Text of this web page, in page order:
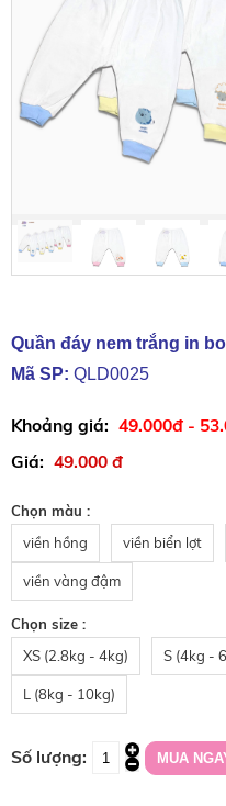
Quần đáy nem trắng in
Mã SP: QLD0025
49.000đ -
49.000 đ
Chọn màu :
viền hồng
viền biển lợt
viền vàng đậm
Chọn size :
XS (2.8kg - 4kg)
S (4kg -
L (8kg - 10kg)